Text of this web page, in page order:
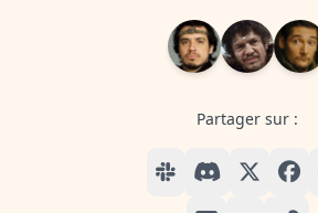
Partager sur :